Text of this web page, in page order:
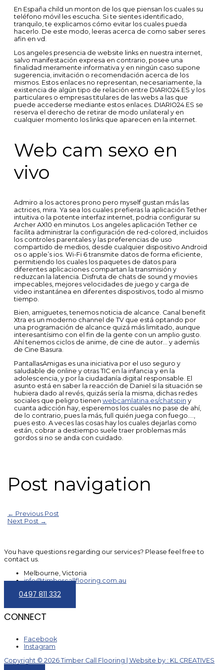
En España child un monton de los que piensan los cuales su
teléfono móvil les escucha. Si te sientes identificado,
tranquilo, te explicamos cómo evitar los cuales pueda
hacerlo. De este modo, leeras acerca de como saber seres
afin en vd.
Los angeles presencia de website links en nuestra internet,
salvo manifestación expresa en contrario, posee una
finalidad meramente informativa y en ningún caso supone
sugerencia, invitación o recomendación acerca de los
mismos. Estos enlaces no representan, necesariamente, la
existencia de algún tipo de relación entre DIARIO24.ES y los
particulares o empresas titulares de las webs a las que
puede accederse mediante estos enlaces. DIARIO24.ES se
reserva el derecho de retirar de modo unilateral y en
cualquier momento los links que aparecen en la internet.
Web cam sexo en
vivo
Admiro a los actores prono pero myself gustan más las
actrices, mira. Ya sea los cuales prefieras la aplicación Tether
intuitiva o la potente interfaz internet, podria configurar su
Archer AX10 en minutos. Los angeles aplicación Tether ce
facilita administrar la configuración de red-colored, incluidos
los controles parentales y las preferencias de uso
compartido de medios, desde cualquier dispositivo Android
os o apple’s ios. Wi-Fi 6 transmite datos de forma eficiente,
permitiendo los cuales los paquetes de datos para
diferentes aplicaciones compartan la transmisión y
reduzcan la latencia. Disfruta de chats de sound y movies
impecables, mejores velocidades de juego y carga de
video instantánea en diferentes dispositivos, todo al mismo
tiempo.
Bien, amiguetes, tenemos noticia de alcance. Canal benefit
Xtra es un moderno channel de TV que está optando por
una programación de alcance quizá más limitado, aunque
interesantísimo con el fin de la gente con un amplio gusto.
Ahí tenemos ciclos de anime, de cine de autor… y ademí¡s
de Cine Basura.
PantallasAmigas es una iniciativa por el uso seguro y
saludable de online y otras TIC en la infancia y en la
adolescencia, y por la ciudadanía digital responsable. El
asunto está en saber la reacción de Daniel si la situación se
hubiera dado al revés, quizás sería la misma, dichas redes
sociales que peligro tienen webcamlatina.es/chatspin y
cuanta adicción hay, esperemos los cuales no pase de ahí,
de lo contrario, pues la más, full quién juega con fuego….,
pues esto. A veces las cosas hay los cuales dejarlas como
están, cobrar a destiempo suele traer problemas más
gordos si no se anda con cuidado.
Post navigation
← Previous Post
Next Post →
You have questions regarding our services? Please feel free to
contact us.
Melbourne, Victoria
info@timbercallflooring.com.au
0497 811 332
CONNECT
Facebook
Instagram
Copyright © 2026 Timber Call Flooring | Website by : KL CREATIVES